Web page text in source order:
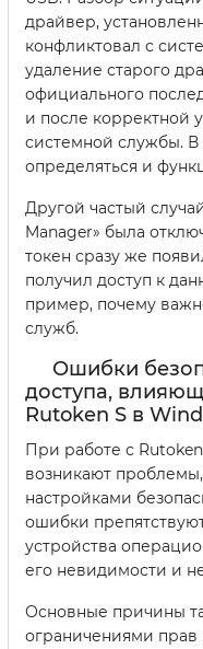
драйвер,
конфликтовал с
удаление старого
официального
и после корректной
системной службы. В
определяться и
Другой частый
Manager» была
токен сразу же
получил доступ к
пример, почему
служб.
Ошибки
доступа,
Rutoken S в
При работе с
возникают
настройками
ошибки
устройства
его невидимости и
Основные причины
ограничениями прав